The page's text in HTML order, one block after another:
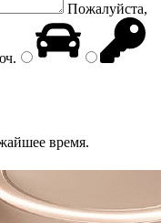
Пожалуйста,
.
время.